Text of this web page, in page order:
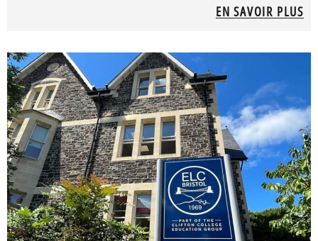
EN SAVOIR PLUS